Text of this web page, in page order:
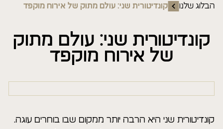
הבלוג שלנו קונדיטורית שני: עולם מתוק של אירוח מוקפד
קונדיטורית שני: עולם מתוק
של אירוח מוקפד
קונדיטורית שני היא הרבה יותר ממקום שבו בוחרים עוגה.